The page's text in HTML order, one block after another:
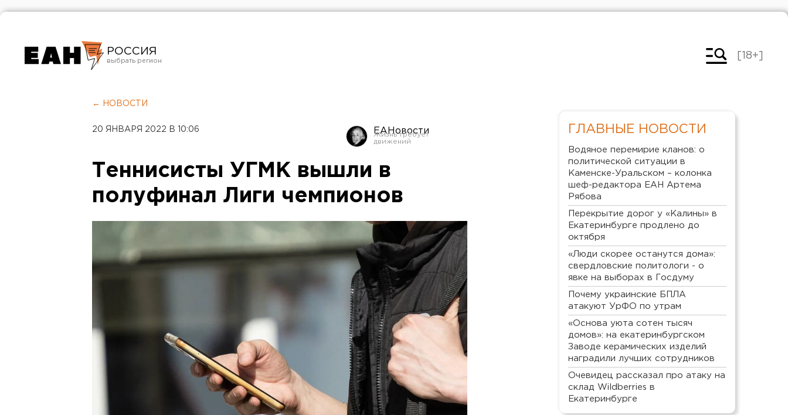
РОССИЯ
Челябинск
[18+]
← НОВОСТИ
20 ЯНВАРЯ 2022 В 10:06 ЕАНовости
Теннисисты УГМК вышли в
полуфинал Лиги чемпионов
ГЛАВНЫЕ НОВОСТИ
Водяное перемирие кланов: о
политической ситуации в
Каменске-Уральском – колонка
шеф-редактора ЕАН Артема
Рябова
Перекрытие дорог у «Калины» в
Екатеринбурге продлено до
октября
«Люди скорее останутся дома»:
свердловские политологи - о
явке на выборах в Госдуму
Почему украинские БПЛА
атакуют УрФО по утрам
«Основа уюта сотен тысяч
домов»: на екатеринбургском
Заводе керамических изделий
наградили лучших сотрудников
Очевидец рассказал про атаку на
склад Wildberries в
Екатеринбурге